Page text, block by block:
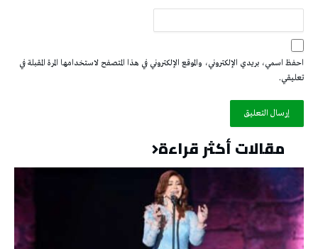
احفظ اسمي، بريدي الإلكتروني، والموقع الإلكتروني في هذا المتصفح لاستخدامها المرة المقبلة في
تعليقي.
مقالات أكثر قراءة